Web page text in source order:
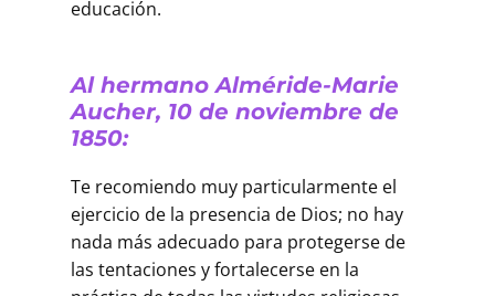
educación.
Al hermano Alméride-Marie
Aucher, 10 de noviembre de
1850:
Te recomiendo muy particularmente el
ejercicio de la presencia de Dios; no hay
nada más adecuado para protegerse de
las tentaciones y fortalecerse en la